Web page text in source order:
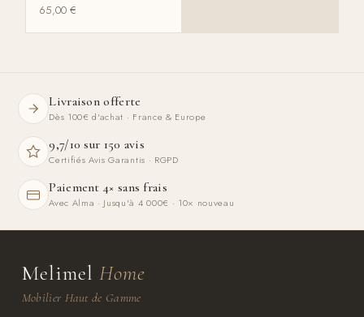
65,00€
Livraison offerte
Dès 100€ d'achat · France & Europe
9,7/10 sur 150 avis
Certifiés Avis Garantis · RGPD
Paiement 4× sans frais
Avec Alma · Jusqu'à 4 000€ · 10× nouveau
Melimel Home
Mobilier Haut de Gamme